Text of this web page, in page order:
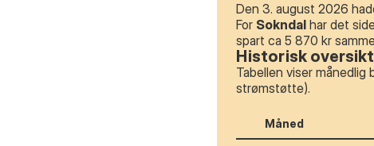
Den 3. august 2026
For Sokndal har det
spart ca 5 870 kr
Historisk
Tabellen viser månedlig
strømstøtte).
Måned